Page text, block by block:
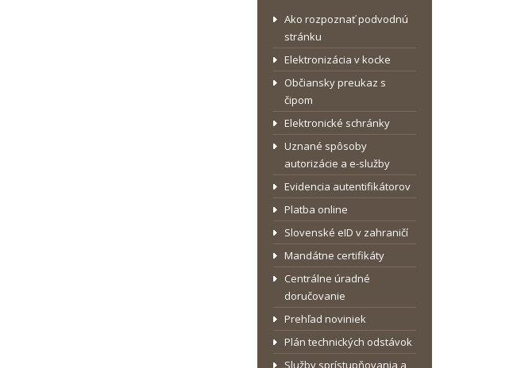
Ako rozpoznať podvodnú
stránku
Elektronizácia v kocke
Občiansky preukaz s
čipom
Elektronické schránky
Uznané spôsoby
autorizácie a e-služby
Evidencia autentifikátorov
Platba online
Slovenské eID v zahraničí
Mandátne certifikáty
Centrálne úradné
doručovanie
Prehľad noviniek
Plán technických odstávok
Služby sprístupňovania a